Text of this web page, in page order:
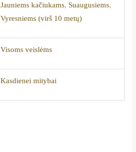
Jauniems kačiukams, Suaugusiems,
Vyresniems (virš 10 metų)
Visoms veislėms
Kasdienei mitybai